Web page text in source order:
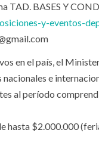
TAD. BASES Y
y-eventos-
en el país, el
e
al período
hasta $2.000.000